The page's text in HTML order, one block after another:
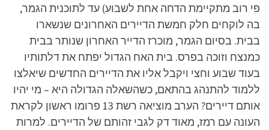
פי רוב מתקיימת הדחה אחת לשבוע) עד לתוכנית הגמר,
בה לוקחים חלק חמשת הדיירים האחרונים שנשארו
בבית. בסיום הגמר, מוכרז הדייר האחרון שנותר בבית
כמנצח וזוכה בפרס. בית האח הגדול יפתח את דלתותיו
בעוד שבוע וחצי ויקבל אליו את הדיירים החדשים שיאלצו
ללמוד להתנהג בהתאם, כשהשאלה הגדולה היא – מי יהיו
אותם דיירים? הערב מוציאה רשת 13 פרומו ראשון לקראת
העונה עם רמז, מאוד דק לגבי זהותם של הדיירים. למרות